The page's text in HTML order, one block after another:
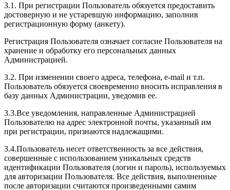
3.1. При регистрации Пользователь обязуется предоставить
достоверную и не устаревшую информацию, заполнив
регистрационную форму (анкету).
Регистрация Пользователя означает согласие Пользователя на
хранение и обработку его персональных данных
Администрацией.
3.2. При изменении своего адреса, телефона, e-mail и т.п.
Пользователь обязуется своевременно вносить исправления в
базу данных Администрации, уведомив ее.
3.3.Все уведомления, направленные Администрацией
Пользователю на адрес электронной почты, указанный им
при регистрации, признаются надлежащими.
3.4.Пользователь несет ответственность за все действия,
совершенные с использованием уникальных средств
идентификации Пользователя (логин и пароль), используемых
для авторизации Пользователя. Все действия, выполненные
после авторизации считаются произведенными самим